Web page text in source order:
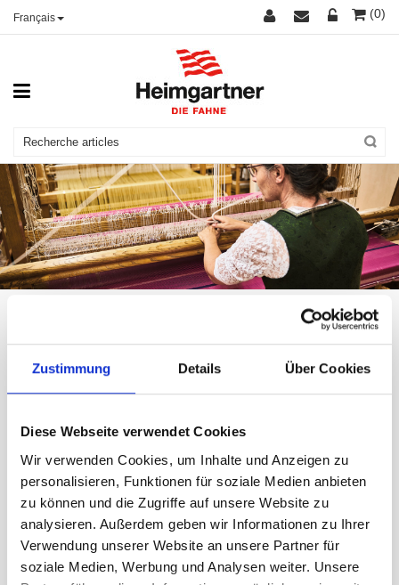
Zustimmung Details Über Cookies
Diese Webseite verwendet Cookies
Wir verwenden Cookies, um Inhalte und Anzeigen zu
personalisieren, Funktionen für soziale Medien anbieten
zu können und die Zugriffe auf unsere Website zu
analysieren. Außerdem geben wir Informationen zu Ihrer
Verwendung unserer Website an unsere Partner für
soziale Medien, Werbung und Analysen weiter. Unsere
Français (0)
PRÉSENTATION EN STUDIO
Chez nous l’art du tissage est toujours vivant. Il y faut de la
sensibilité, de l’expérience et beaucoup de patience. La
heures, car il faut tendre jusqu’à 2’500 fils de chaîne.